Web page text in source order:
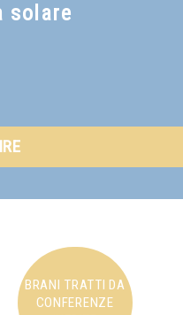
solare
BRANI TRATTI DA
CONFERENZE